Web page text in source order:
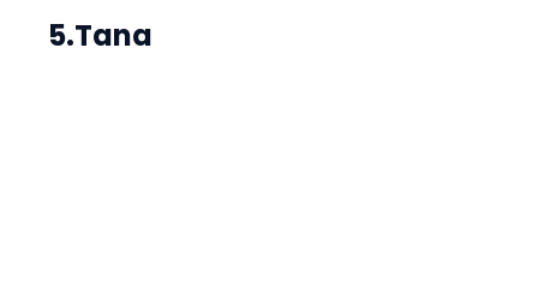
5.Tana